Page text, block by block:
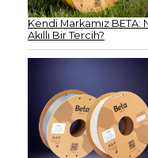
Kendi Markamız
Akıllı Bir Tercih?